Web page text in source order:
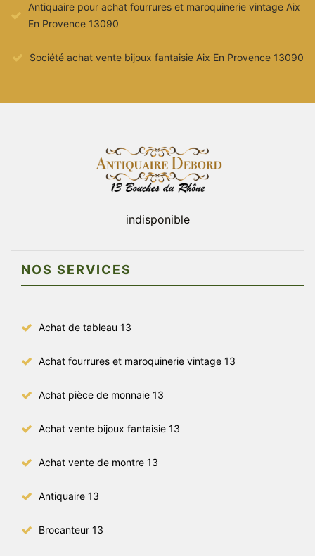
Antiquaire pour achat fourrures et maroquinerie vintage Aix
En Provence 13090
Société achat vente bijoux fantaisie Aix En Provence 13090
indisponible
NOS SERVICES
Achat de tableau 13
Achat fourrures et maroquinerie vintage 13
Achat pièce de monnaie 13
Achat vente bijoux fantaisie 13
Achat vente de montre 13
Antiquaire 13
Brocanteur 13